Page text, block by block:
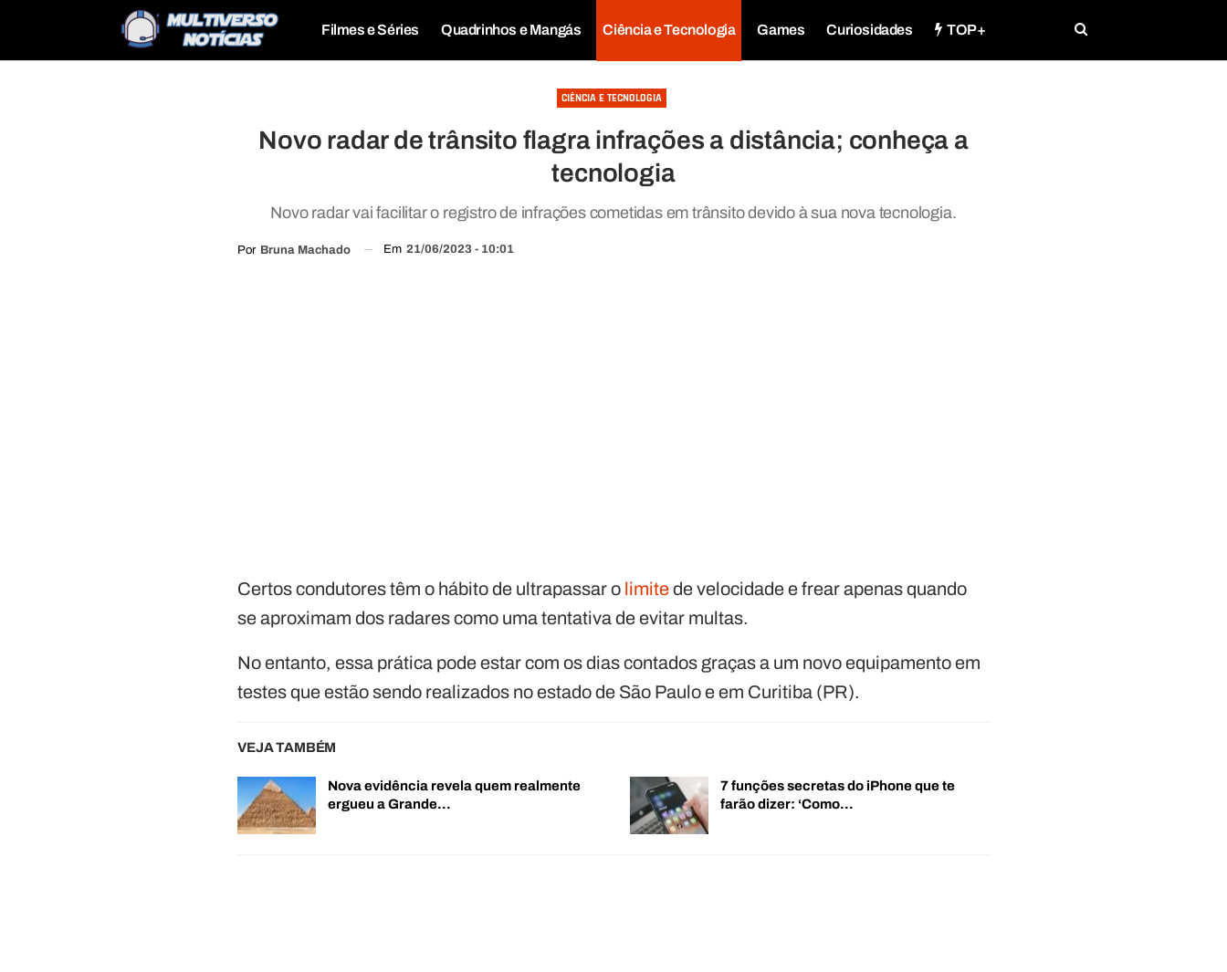
Filmes e Séries Quadrinhos e Mangás Ciência e Tecnologia Games Curiosidades TOP+
CIÊNCIA E TECNOLOGIA
Novo radar de trânsito flagra infrações a distância; conheça a
tecnologia
Novo radar vai facilitar o registro de infrações cometidas em trânsito devido à sua nova tecnologia.
Por Bruna Machado Em 21/06/2023 - 10:01
Certos condutores têm o hábito de ultrapassar o limitede velocidade e frear apenas quando
se aproximam dos radares como uma tentativa de evitar multas.
No entanto, essa prática pode estar com os dias contados graças a um novo equipamento em
testes que estão sendo realizados no estado de São Paulo e em Curitiba (PR).
VEJA TAMBÉM
Nova evidência revela quem realmente
ergueu a Grande…
7 funções secretas do iPhone que te
farão dizer: ‘Como…